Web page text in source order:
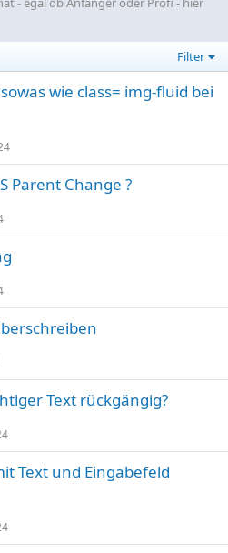
Filter
wie class= img-fluid bei
Parent Change ?
Text rückgängig?
Text und Eingabefeld